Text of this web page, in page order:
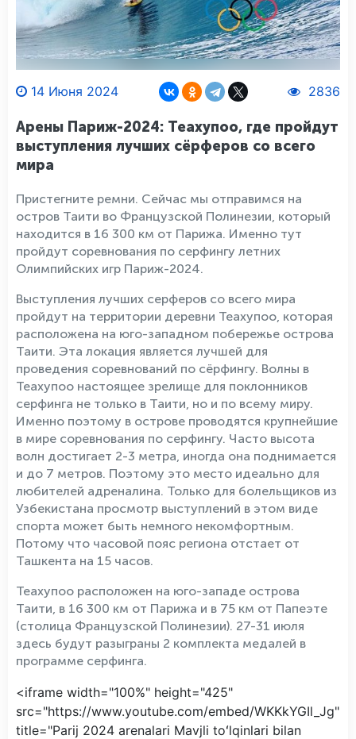
14 Июня 2024 2836
Арены Париж-2024: Теахупоо, где пройдут
выступления лучших сёрферов со всего
мира
Пристегните ремни. Сейчас мы отправимся на
остров Таити во Французской Полинезии, который
находится в 16 300 км от Парижа. Именно тут
пройдут соревнования по серфингу летних
Олимпийских игр Париж-2024.
Выступления лучших серферов со всего мира
пройдут на территории деревни Теахупоо, которая
расположена на юго-западном побережье острова
Таити. Эта локация является лучшей для
проведения соревнований по сёрфингу. Волны в
Теахупоо настоящее зрелище для поклонников
серфинга не только в Таити, но и по всему миру.
Именно поэтому в острове проводятся крупнейшие
в мире соревнования по серфингу. Часто высота
волн достигает 2-3 метра, иногда она поднимается
и до 7 метров. Поэтому это место идеально для
любителей адреналина. Только для болельщиков из
Узбекистана просмотр выступлений в этом виде
спорта может быть немного некомфортным.
Потому что часовой пояс региона отстает от
Ташкента на 15 часов.
Теахупоо расположен на юго-западе острова
Таити, в 16 300 км от Парижа и в 75 км от Папеэте
(столица Французской Полинезии). 27-31 июля
здесь будут разыграны 2 комплекта медалей в
программе серфинга.
<iframe width="100%" height="425"
src="https://www.youtube.com/embed/WKKkYGIl_Jg"
title="Parij 2024 arenalari Mavjli toʻlqinlari bilan